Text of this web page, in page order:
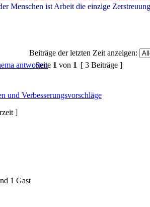
Menschen ist Arbeit die einzige
Beiträge der letzten Zeit anzeigen:
Seite 1 von 1 [ 3 Beiträge ]
und Verbesserungsvorschläge
]
1 Gast